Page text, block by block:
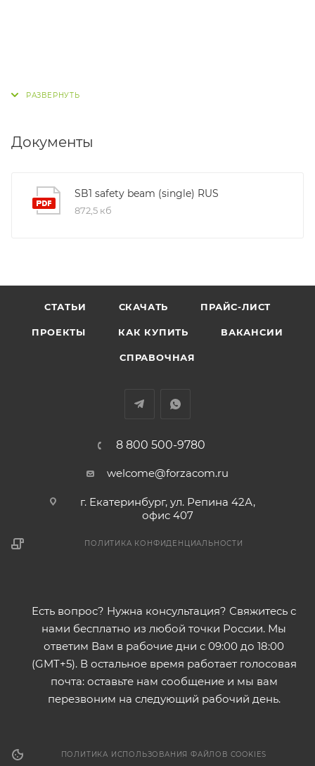
Документы
SB1 safety beam (single) RUS
872,5 кб
СТАТЬИ СКАЧАТЬ ПРАЙС-ЛИСТ
ПРОЕКТЫ КАК КУПИТЬ ВАКАНСИИ
СПРАВОЧНАЯ
8 800 500-9780
welcome@forzacom.ru
г. Екатеринбург, ул. Репина 42А,
офис 407
ПОЛИТИКА КОНФИДЕНЦИАЛЬНОСТИ
Есть вопрос? Нужна консультация? Свяжитесь с
нами бесплатно из любой точки России. Мы
ответим Вам в рабочие дни с 09:00 до 18:00
(GMT+5). В остальное время работает голосовая
почта: оставьте нам сообщение и мы вам
перезвоним на следующий рабочий день.
ПОЛИТИКА ИСПОЛЬЗОВАНИЯ ФАЙЛОВ COOKIES